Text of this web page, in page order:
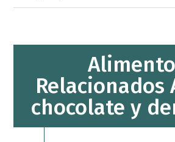
Relacionados
chocolate y